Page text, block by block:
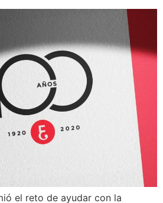
el reto de ayudar con la